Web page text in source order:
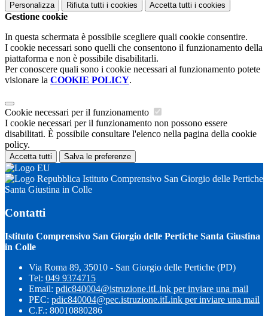
Personalizza Rifiuta tutti i cookies Accetta tutti i cookies
Gestione cookie
In questa schermata è possibile scegliere quali cookie consentire.
I cookie necessari sono quelli che consentono il funzionamento della
piattaforma e non è possibile disabilitarli.
Per conoscere quali sono i cookie necessari al funzionamento potete
visionare la COOKIE POLICY.
Cookie necessari per il funzionamento
I cookie necessari per il funzionamento non possono essere
disabilitati. È possibile consultare l'elenco nella pagina della cookie
policy.
Accetta tutti Salva le preferenze
Istituto Comprensivo San Giorgio delle Pertiche
Santa Giustina in Colle
Contatti
Istituto Comprensivo San Giorgio delle Pertiche Santa Giustina
in Colle
Via Roma 89, 35010 - San Giorgio delle Pertiche (PD)
Tel: 049 9374715
Email: pdic840004@istruzione.itLink per inviare una mail
PEC: pdic840004@pec.istruzione.itLink per inviare una mail
C.F.: 80010880286